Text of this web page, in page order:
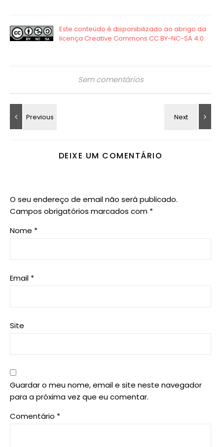
Sem comentários
DEIXE UM COMENTÁRIO
O seu endereço de email não será publicado.
Campos obrigatórios marcados com *
Nome *
Email *
Site
Guardar o meu nome, email e site neste navegador
para a próxima vez que eu comentar.
Comentário *